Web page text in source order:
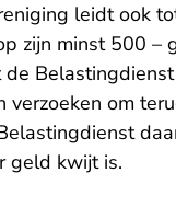
leidt ook
zijn minst 500
om
geld kwijt is.